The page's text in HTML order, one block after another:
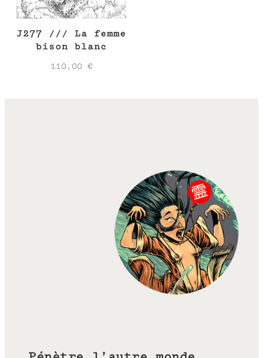
J277 /// La femme
bison blanc
110,00 €